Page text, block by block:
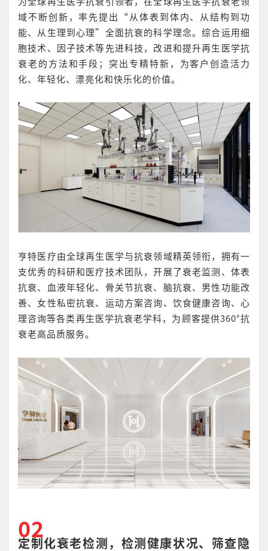
域不断创新，率先提出“从体表到体内、从结构到功
能、从生理到心理”全面抗衰的科学理念。综合运用细
胞技术、因子技术等先进科技，改进和提升再生医学抗
衰老的方法和手段；突出专精特新，为客户创造活力
化、年轻化、漂亮化和快乐化的价值。
亨特医疗由全球再生医学与抗衰领域精英领衔，拥有一
支优秀的科研和医疗技术团队，开展了衰老监测、体表
抗衰、血液年轻化、骨关节抗衰、脑抗衰、男性功能改
善、女性私密抗衰、运动方案咨询、饮食健康咨询、心
理咨询等各类再生医学抗衰老学科，为顾客提供360°抗
衰老高品质服务。
02
定制化衰老检测，检测健康状况、筛查隐